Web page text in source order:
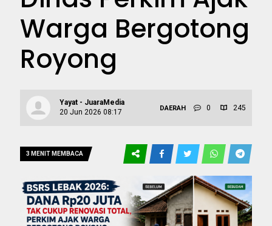
Warga Bergotong
Royong
Yayat - JuaraMedia
20 Jun 2026 08:17
DAERAH 0 245
3 MENIT MEMBACA